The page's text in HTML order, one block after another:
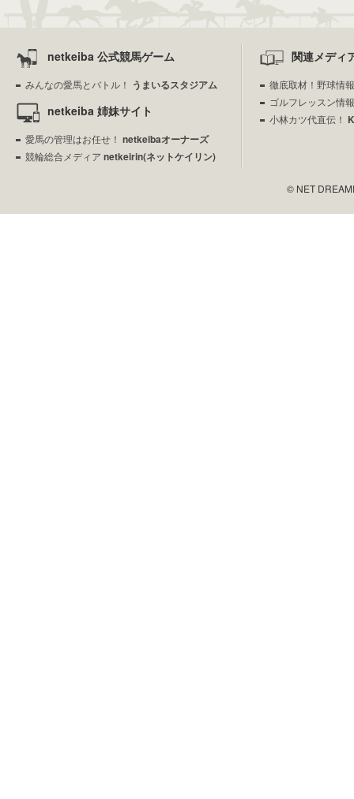
netkeiba 公式競馬ゲーム
みんなの愛馬とバトル！ うまいるスタジアム
netkeiba 姉妹サイト
愛馬の管理はお任せ！ netkeibaオーナーズ
競輪総合メディア netkeirin(ネットケイリン)
関連メディ
徹底取材！野球情
ゴルフレッスン情
小林カツ代直伝！
© NET